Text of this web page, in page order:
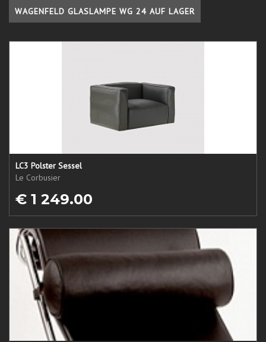
WAGENFELD GLASLAMPE WG 24 AUF LAGER
LC3 Polster Sessel
Le Corbusier
€ 1 249.00